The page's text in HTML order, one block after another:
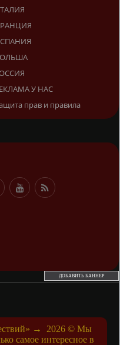
У НАС
прав и правила
ДОБАВИТЬ БАННЕР
→ 2026© Мы
самое интересное в